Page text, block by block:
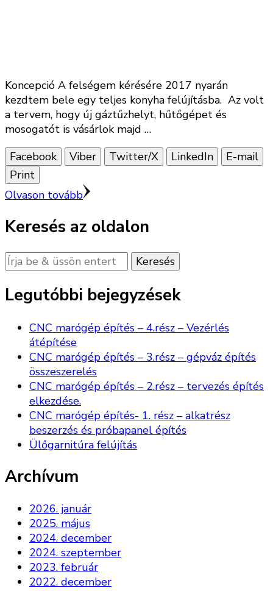
Koncepció A felségem kérésére 2017 nyarán
kezdtem bele egy teljes konyha felújításba. Az volt
a tervem, hogy új gáztűzhelyt, hűtőgépet és
mosogatót is vásárlok majd …
Facebook
Viber Twitter/X LinkedIn
E-mail
Print
Olvason tovább
Keresés az oldalon
Keres
valamit?
Legutóbbi bejegyzések
CNC marógép építés – 4.rész – Vezérlés
átépítése
CNC marógép építés – 3.rész – gépváz építés
összeszerelés
CNC marógép építés – 2.rész – tervezés építés
elkezdése.
CNC marógép építés- 1. rész – alkatrész
beszerzés és próbapanel építés
Ülőgarnitúra felújítás
Archívum
2026. január
2025. május
2024. december
2024. szeptember
2023. február
2022. december